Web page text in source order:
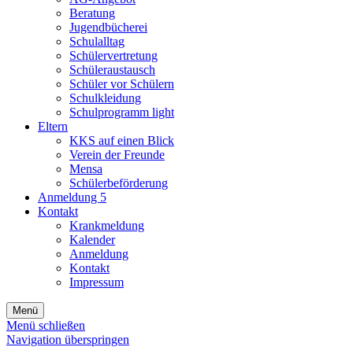
Beratung
Jugendbücherei
Schulalltag
Schülervertretung
Schüleraustausch
Schüler vor Schülern
Schulkleidung
Schulprogramm light
Eltern
KKS auf einen Blick
Verein der Freunde
Mensa
Schülerbeförderung
Anmeldung 5
Kontakt
Krankmeldung
Kalender
Anmeldung
Kontakt
Impressum
Menü
Menü schließen
Navigation überspringen